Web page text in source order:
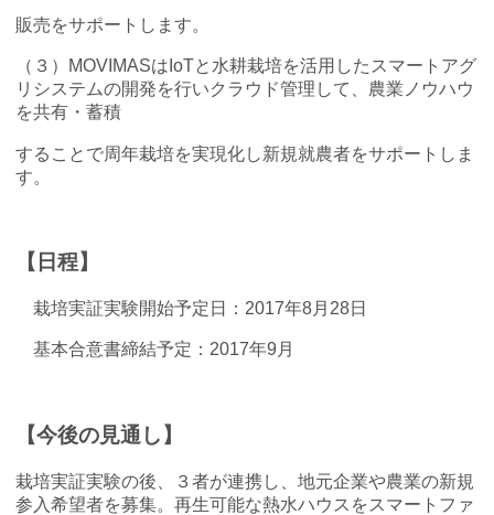
販売をサポートします。
（３）MOVIMASはIoTと水耕栽培を活用したスマートアグ
リシステムの開発を行いクラウド管理して、農業ノウハウ
を共有・蓄積
することで周年栽培を実現化し新規就農者をサポートしま
す。
【日程】
栽培実証実験開始予定日：2017年8月28日
基本合意書締結予定：2017年9月
【今後の見通し】
栽培実証実験の後、３者が連携し、地元企業や農業の新規
参入希望者を募集。再生可能な熱水ハウスをスマートファ